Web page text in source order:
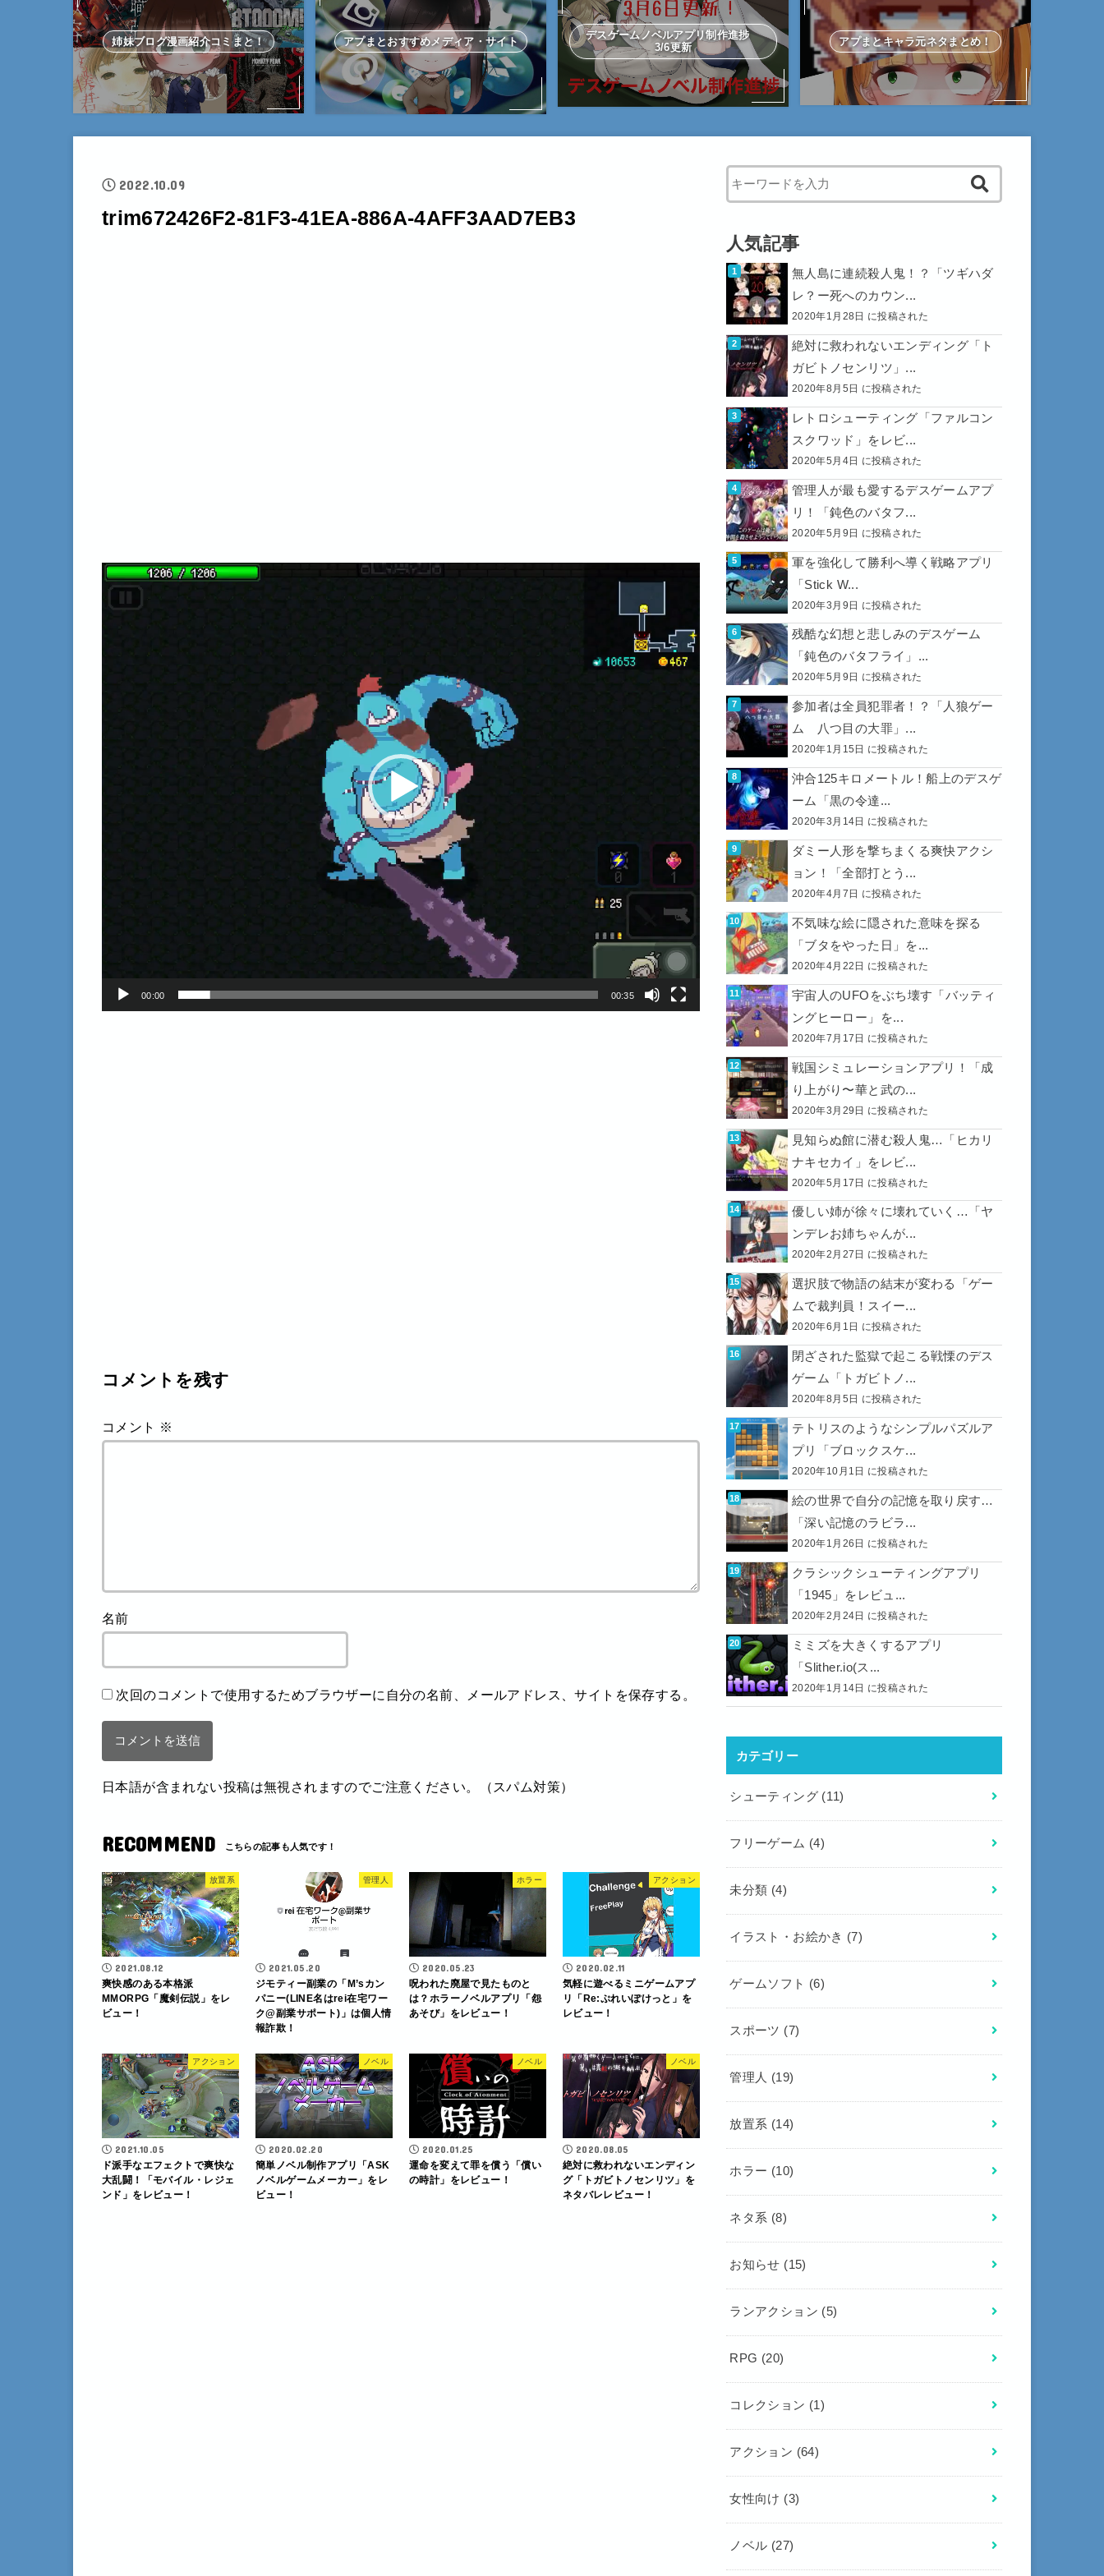
姉妹ブログ漫画紹介コミまと！ アプまとおすすめメディア・サイト
デスゲームノベルアプリ制作進捗
3/6更新
アプまとキャラ元ネタまとめ！
2022.10.09
trim672426F2-81F3-41EA-886A-4AFF3AAD7EB3
動
00:00 00:35
コメントを残す
コメント ※
名前
次回のコメントで使用するためブラウザーに自分の名前、メールアドレス、サイトを保存する。
日本語が含まれない投稿は無視されますのでご注意ください。（スパム対策）
RECOMMEND
放置系
2021.08.12
爽快感のある本格派
MMORPG「魔剣伝説」をレ
ビュー！
管理人
2021.05.20
ジモティー副業の「M’sカン
パニー(LINE名はrei在宅ワー
ク@副業サポート)」は個人情
報詐欺！
ホラー
2020.05.23
呪われた廃屋で見たものと
は？ホラーノベルアプリ「怨
あそび」をレビュー！
アクション
2020.02.11
気軽に遊べるミニゲームアプ
リ「Re:ぷれいぽけっと」を
レビュー！
アクション
2021.10.05
ド派手なエフェクトで爽快な
大乱闘！「モバイル・レジェ
ンド」をレビュー！
ノベル
2020.02.20
簡単ノベル制作アプリ「ASK
ノベルゲームメーカー」をレ
ビュー！
ノベル
2020.01.25
運命を変えて罪を償う「償い
の時計」をレビュー！
ノベル
2020.08.05
絶対に救われないエンディン
グ「トガビトノセンリツ」を
ネタバレレビュー！
When autocomplete results are available use up and down
人気記事
無人島に連続殺人鬼！？「ツギハダ
レ？ー死へのカウン...
2020年1月28日 に投稿された
絶対に救われないエンディング「ト
ガビトノセンリツ」...
2020年8月5日 に投稿された
レトロシューティング「ファルコン
スクワッド」をレビ...
2020年5月4日 に投稿された
管理人が最も愛するデスゲームアプ
リ！「鈍色のバタフ...
2020年5月9日 に投稿された
軍を強化して勝利へ導く戦略アプリ
「Stick W...
2020年3月9日 に投稿された
残酷な幻想と悲しみのデスゲーム
「鈍色のバタフライ」...
2020年5月9日 に投稿された
参加者は全員犯罪者！？「人狼ゲー
ム 八つ目の大罪」...
2020年1月15日 に投稿された
沖合125キロメートル！船上のデスゲ
ーム「黒の令達...
2020年3月14日 に投稿された
ダミー人形を撃ちまくる爽快アクシ
ョン！「全部打とう...
2020年4月7日 に投稿された
不気味な絵に隠された意味を探る
「ブタをやった日」を...
2020年4月22日 に投稿された
宇宙人のUFOをぶち壊す「バッティ
ングヒーロー」を...
2020年7月17日 に投稿された
戦国シミュレーションアプリ！「成
り上がり〜華と武の...
2020年3月29日 に投稿された
見知らぬ館に潜む殺人鬼…「ヒカリ
ナキセカイ」をレビ...
2020年5月17日 に投稿された
優しい姉が徐々に壊れていく…「ヤ
ンデレお姉ちゃんが...
2020年2月27日 に投稿された
選択肢で物語の結末が変わる「ゲー
ムで裁判員！スイー...
2020年6月1日 に投稿された
閉ざされた監獄で起こる戦慄のデス
ゲーム「トガビトノ...
2020年8月5日 に投稿された
テトリスのようなシンプルパズルア
プリ「ブロックスケ...
2020年10月1日 に投稿された
絵の世界で自分の記憶を取り戻す…
「深い記憶のラビラ...
2020年1月26日 に投稿された
クラシックシューティングアプリ
「1945」をレビュ...
2020年2月24日 に投稿された
ミミズを大きくするアプリ
「Slither.io(ス...
2020年1月14日 に投稿された
カテゴリー
シューティング (11)
フリーゲーム (4)
未分類 (4)
イラスト・お絵かき (7)
ゲームソフト (6)
スポーツ (7)
管理人 (19)
放置系 (14)
ホラー (10)
ネタ系 (8)
お知らせ (15)
ランアクション (5)
RPG (20)
コレクション (1)
アクション (64)
女性向け (3)
ノベル (27)